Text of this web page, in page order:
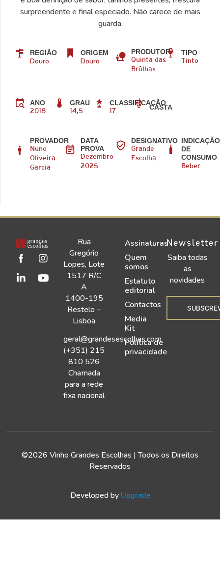
surpreendente e final especiado. Não carece de mais
guarda.
REGIÃO
Douro
ORIGEM
Douro
PRODUTOR
Quinta das
Brôlhas
TIPO
Tinto
ANO
2018
GRAU
14,5
CLASSIFICAÇÃO
17
CASTA
PROVADOR
Nuno
Oliveira
Garcia
DATA
PROVA
Dezembro
2025
DESIGNATIVO
Grande
Escolha
INDICAÇÃO
DE
CONSUMO
Beber
Rua
Gregório
Lopes, Lote
1517 R/C
A
1400-195
Restelo –
Lisboa
geral@grandesescolhas.com
(+351) 215
810 526
Chamada
para a rede
fixa nacional
Assinaturas
Quem
somos
Estatuto
editorial
Contactos
Media
Kit
Política de
privacidade
Newsletter
Saiba todas
as
novidades
©2026 Vinho Grandes Escolhas | Todos os Direitos
Reservados
Developed by Upgrade